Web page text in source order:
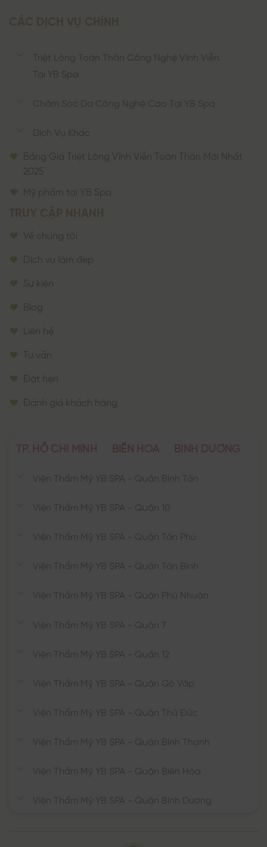
Triệt Lông Toàn Thân Công Nghệ Vĩnh Viễn
Tại YB Spa
Chăm Sóc Da Công Nghệ Cao Tại YB Spa
Dịch Vụ Khác
Bảng Giá Triệt Lông Vĩnh Viễn Toàn Thân Mới Nhất
2025
Mỹ phẩm tại YB Spa
Về chúng tôi
Dịch vụ làm đẹp
Sự kiện
Blog
Liên hệ
Tư vấn
Đặt hẹn
Đánh giá khách hàng
TP. HỒ CHÍ MINH BIÊN HÒA BÌNH DƯƠNG
Viện Thẩm Mỹ YB SPA - Quận Bình Tân
Viện Thẩm Mỹ YB SPA - Quận 10
Viện Thẩm Mỹ YB SPA - Quận Tân Phú
Viện Thẩm Mỹ YB SPA - Quận Tân Bình
Viện Thẩm Mỹ YB SPA - Quận Phú Nhuận
Viện Thẩm Mỹ YB SPA - Quận 7
Viện Thẩm Mỹ YB SPA - Quận 12
Viện Thẩm Mỹ YB SPA - Quận Gò Vấp
Viện Thẩm Mỹ YB SPA - Quận Thủ Đức
Viện Thẩm Mỹ YB SPA - Quận Bình Thạnh
Viện Thẩm Mỹ YB SPA - Quận Biên Hòa
Viện Thẩm Mỹ YB SPA - Quận Bình Dương